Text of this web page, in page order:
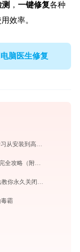
， 一键修复各种
效率。
脑医生修复
学而思PC版完全使用指南：电脑端网课学习从安装到高效上课（2026最新）
扫雷游戏怎么玩？从零基础到高级玩家的完全攻略（附必胜技巧）
Win10如何彻底永久关闭自动更新 5种方法教你永久关闭win10自动更新
霸